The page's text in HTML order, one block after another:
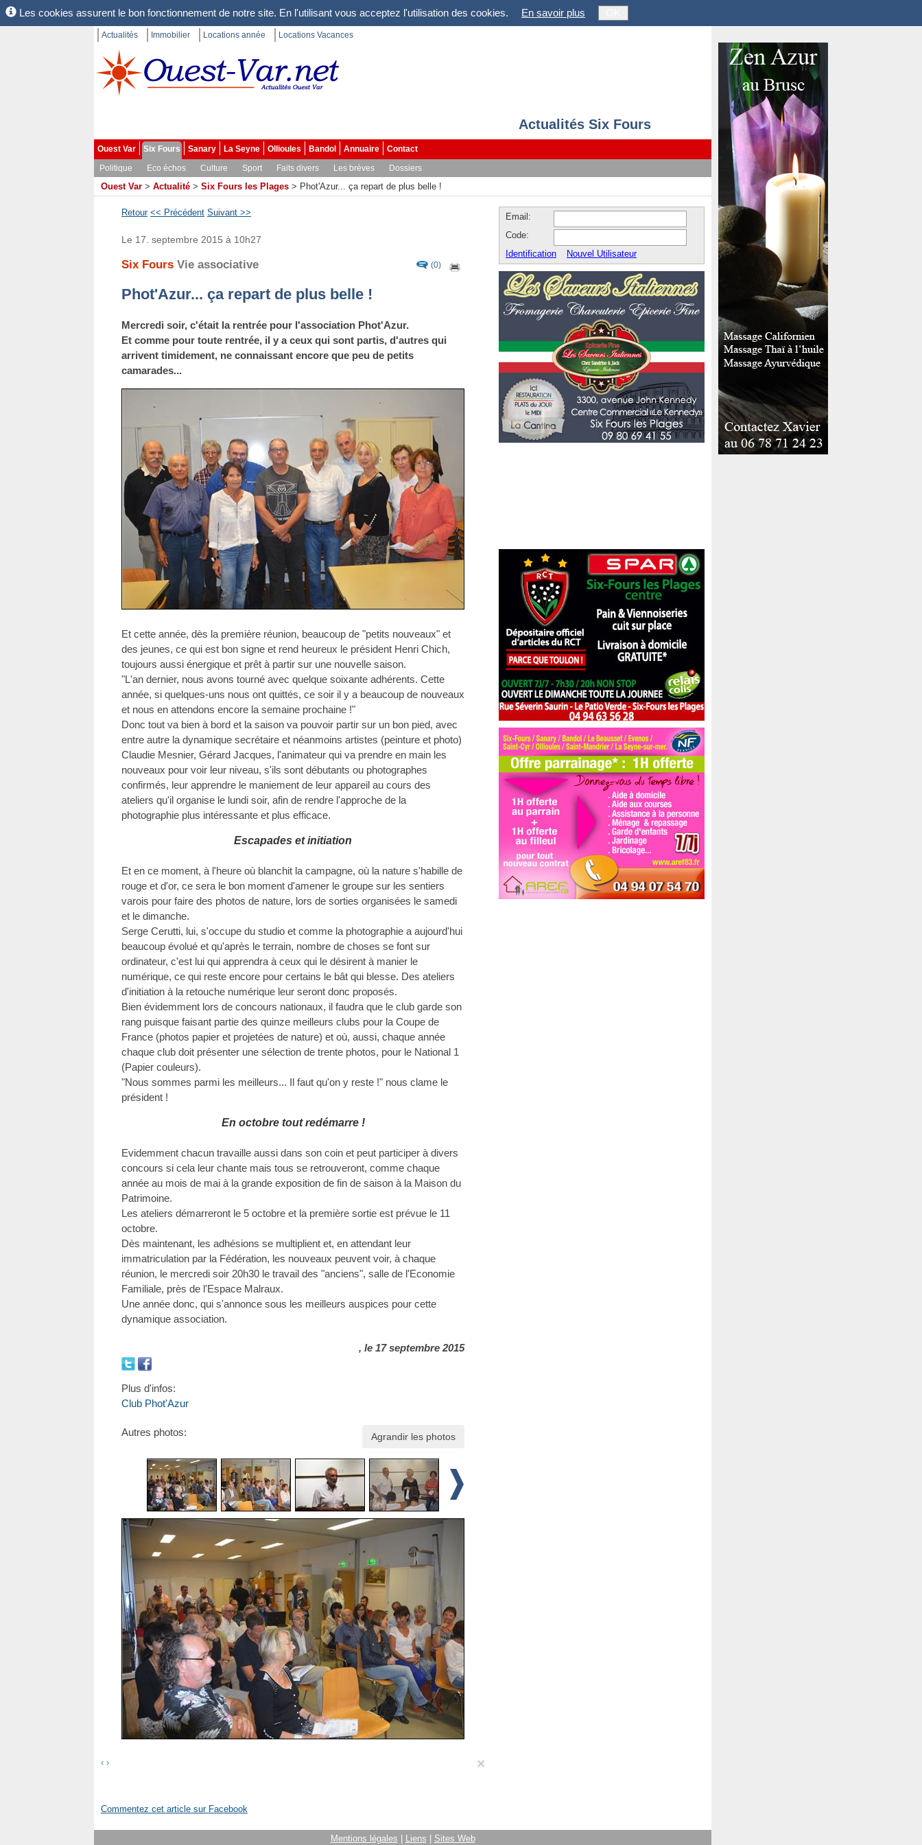
Les cookies assurent le bon fonctionnement de notre site. En l'utilisant vous acceptez l'utilisation des cookies. En savoir plus
Actualités Immobilier Locations année Locations Vacances
Actualités Six Fours
Ouest Var Six Fours Sanary La Seyne Ollioules Bandol Annuaire
Contact
Politique
Eco échos Culture Sport Faits divers Les brèves Dossiers
Ouest Var > Actualité > Six Fours les Plages > Phot'Azur... ça repart de plus belle !
Retour << Précédent Suivant >>
(0)
Le 17. septembre 2015 à 10h27
Six Fours Vie associative
Phot'Azur... ça repart de plus belle !
Mercredi soir, c'était la rentrée pour l'association Phot'Azur.
Et comme pour toute rentrée, il y a ceux qui sont partis, d'autres qui
arrivent timidement, ne connaissant encore que peu de petits
camarades...
Et cette année, dès la première réunion, beaucoup de "petits nouveaux" et
des jeunes, ce qui est bon signe et rend heureux le président Henri Chich,
toujours aussi énergique et prêt à partir sur une nouvelle saison.
"L'an dernier, nous avons tourné avec quelque soixante adhérents. Cette
année, si quelques-uns nous ont quittés, ce soir il y a beaucoup de nouveaux
et nous en attendons encore la semaine prochaine !"
Donc tout va bien à bord et la saison va pouvoir partir sur un bon pied, avec
entre autre la dynamique secrétaire et néanmoins artistes (peinture et photo)
Claudie Mesnier, Gérard Jacques, l'animateur qui va prendre en main les
nouveaux pour voir leur niveau, s'ils sont débutants ou photographes
confirmés, leur apprendre le maniement de leur appareil au cours des
ateliers qu'il organise le lundi soir, afin de rendre l'approche de la
photographie plus intéressante et plus efficace.
Escapades et initiation
Et en ce moment, à l'heure où blanchit la campagne, où la nature s'habille de
rouge et d'or, ce sera le bon moment d'amener le groupe sur les sentiers
varois pour faire des photos de nature, lors de sorties organisées le samedi
et le dimanche.
Serge Cerutti, lui, s'occupe du studio et comme la photographie a aujourd'hui
beaucoup évolué et qu'après le terrain, nombre de choses se font sur
ordinateur, c'est lui qui apprendra à ceux qui le désirent à manier le
numérique, ce qui reste encore pour certains le bât qui blesse. Des ateliers
d'initiation à la retouche numérique leur seront donc proposés.
Bien évidemment lors de concours nationaux, il faudra que le club garde son
rang puisque faisant partie des quinze meilleurs clubs pour la Coupe de
France (photos papier et projetées de nature) et où, aussi, chaque année
chaque club doit présenter une sélection de trente photos, pour le National 1
(Papier couleurs).
"Nous sommes parmi les meilleurs... Il faut qu'on y reste !" nous clame le
président !
En octobre tout redémarre !
Evidemment chacun travaille aussi dans son coin et peut participer à divers
concours si cela leur chante mais tous se retrouveront, comme chaque
année au mois de mai à la grande exposition de fin de saison à la Maison du
Patrimoine.
Les ateliers démarreront le 5 octobre et la première sortie est prévue le 11
octobre.
Dès maintenant, les adhésions se multiplient et, en attendant leur
immatriculation par la Fédération, les nouveaux peuvent voir, à chaque
réunion, le mercredi soir 20h30 le travail des "anciens", salle de l'Economie
Familiale, près de l'Espace Malraux.
Une année donc, qui s'annonce sous les meilleurs auspices pour cette
dynamique association.
, le 17 septembre 2015
Plus d'infos:
Club Phot'Azur
Agrandir les photos
Autres photos:
‹ › ×
Commentez cet article sur Facebook
Email:
Code:
Identification
Nouvel Utilisateur
Mentions légales Liens Sites Web